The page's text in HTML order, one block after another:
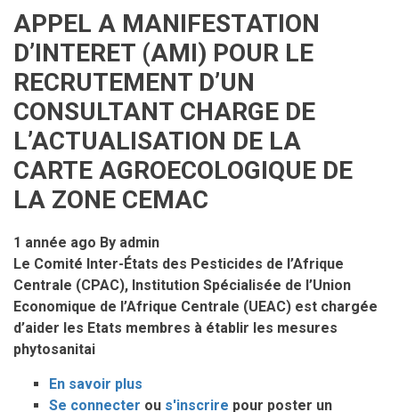
ET
FINANCIERE
AU
CPAC
A
CANDIDATUTRES
(AAC)
POUR
LE
RECRUTEMENT
D’UN
EXPERT
A
LA
ADMINISTRATIVE
ET
FINANCIERE
AU
CPAC
APPEL A MANIFESTATION
D’INTERET (AMI) POUR LE
RECRUTEMENT D’UN
CONSULTANT CHARGE DE
L’ACTUALISATION DE LA
CARTE AGROECOLOGIQUE DE
LA ZONE CEMAC
1 année ago By admin
Le Comité Inter-États des Pesticides de l’Afrique
Centrale (CPAC), Institution Spécialisée de l’Union
Economique de l’Afrique Centrale (UEAC) est chargée
d’aider les Etats membres à établir les mesures
phytosanitai
En savoir plus
APPEL
Se connecter ou s'inscrire pour poster un